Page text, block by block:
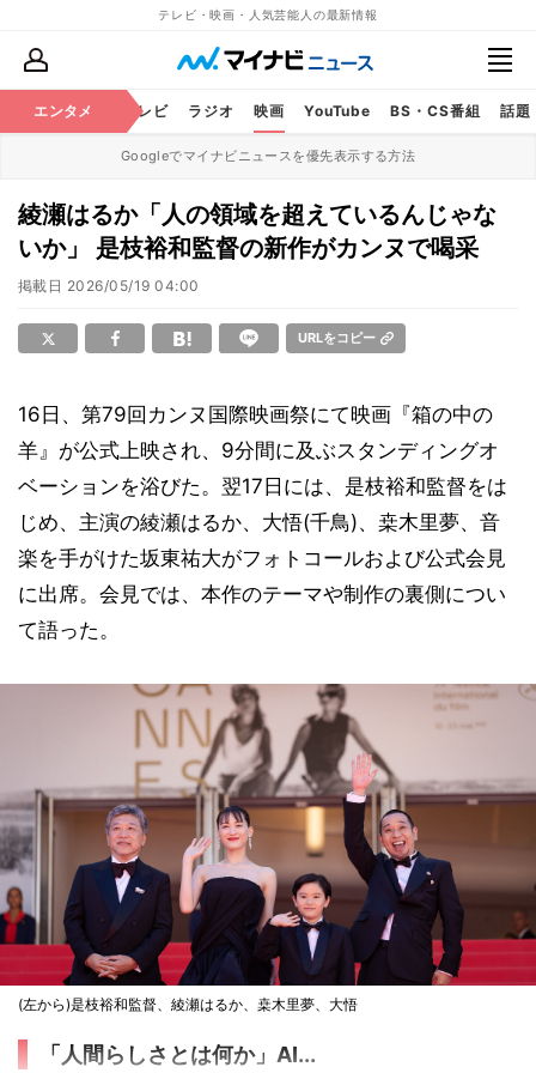
テレビ・映画・人気芸能人の最新情報
エンタメ
芸能 テレビ ラジオ 映画 YouTube BS・CS番組 話題
Googleでマイナビニュースを優先表示する方法
綾瀬はるか「人の領域を超えているんじゃな
いか」 是枝裕和監督の新作がカンヌで喝采
掲載日 2026/05/19 04:00
URLをコピー
16日、第79回カンヌ国際映画祭にて映画『箱の中の
羊』が公式上映され、9分間に及ぶスタンディングオ
ベーションを浴びた。翌17日には、是枝裕和監督をは
じめ、主演の綾瀬はるか、大悟(千鳥)、桒木里夢、音
楽を手がけた坂東祐大がフォトコールおよび公式会見
に出席。会見では、本作のテーマや制作の裏側につい
て語った。
(左から)是枝裕和監督、綾瀬はるか、桒木里夢、大悟
「人間らしさとは何か」AI...